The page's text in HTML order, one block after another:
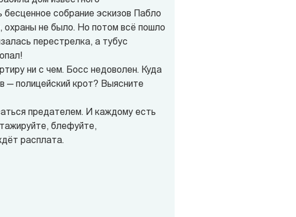
бесценное собрание эскизов Пабло
охраны не было. Но потом всё пошло
перестрелка, а тубус
ни с чем. Босс недоволен. Куда
— полицейский крот? Выясните
предателем. И каждому есть
блефуйте,
расплата.